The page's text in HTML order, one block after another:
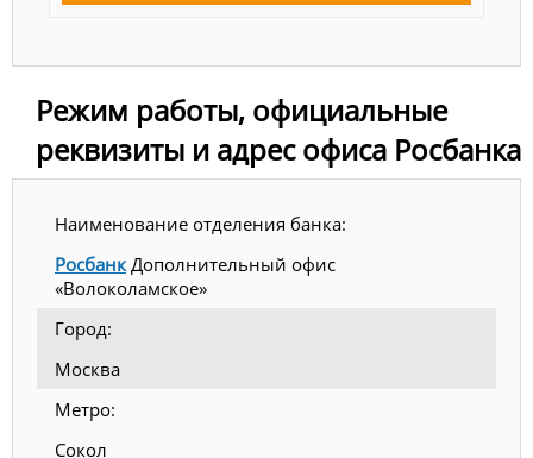
Режим работы, официальные
реквизиты и адрес офиса Росбанка
Наименование отделения банка:
РосбанкДополнительный офис
«Волоколамское»
Город:
Москва
Метро:
Сокол